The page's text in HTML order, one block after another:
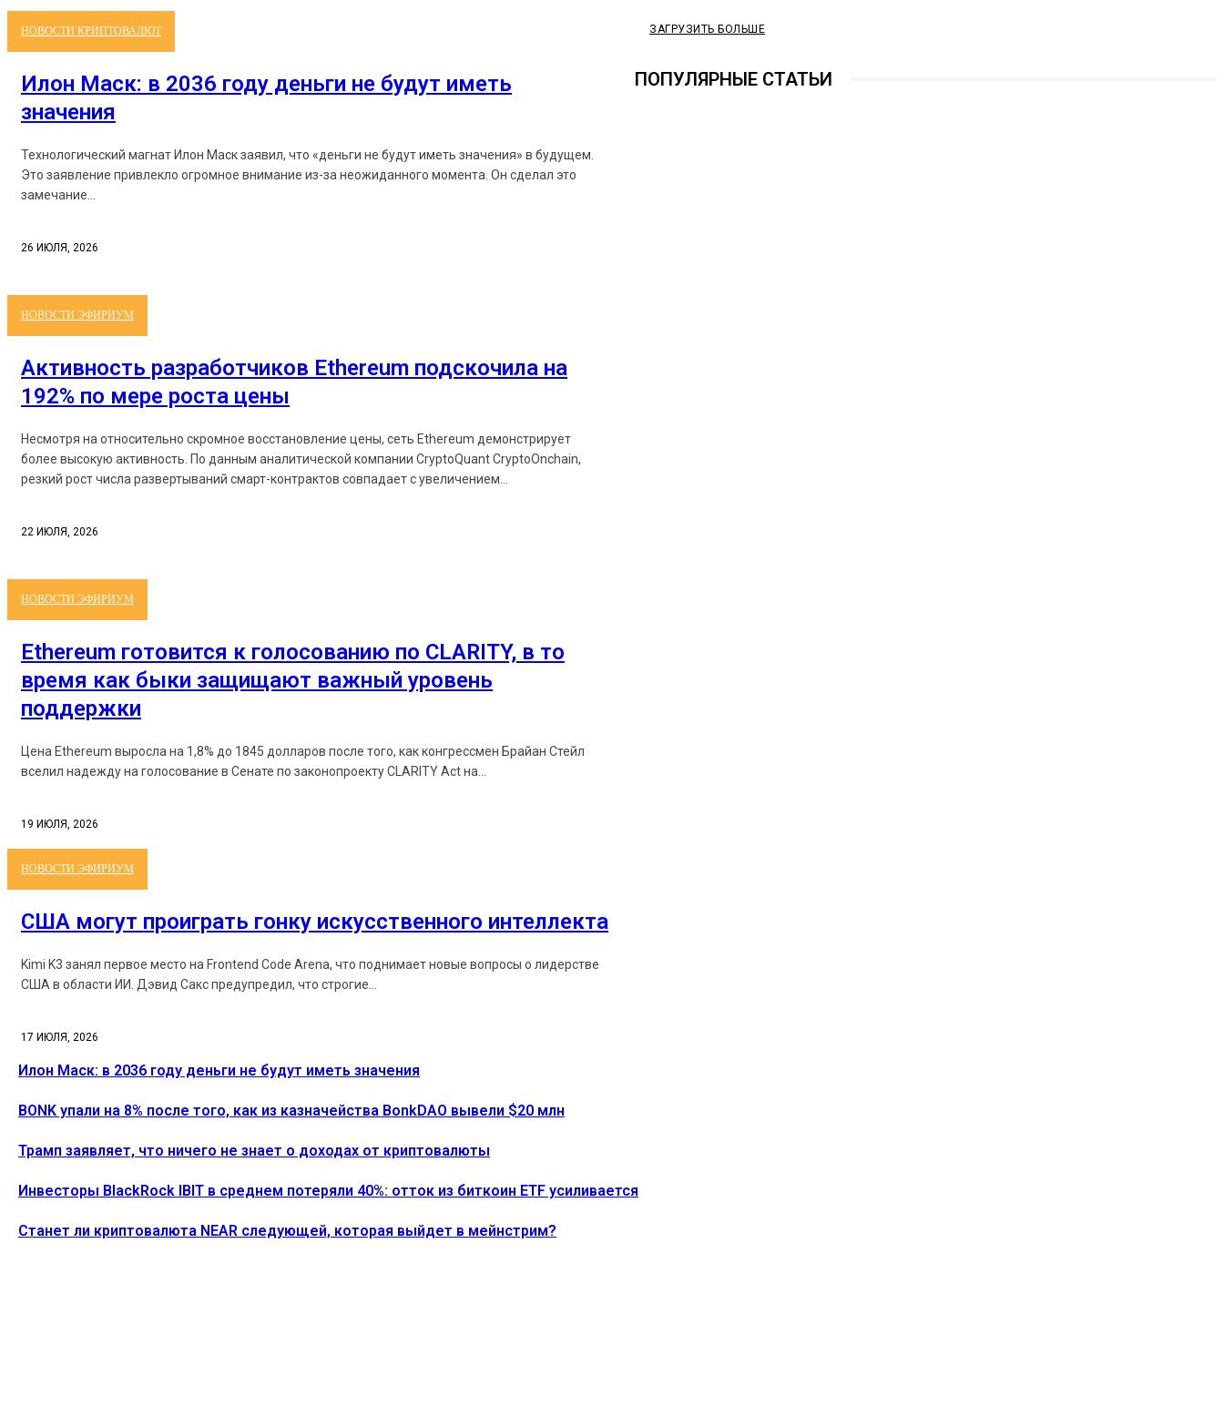
НОВОСТИ КРИПТОВАЛЮТ
Илон Маск: в 2036 году деньги не будут иметь
значения
Технологический магнат Илон Маск заявил, что «деньги не будут иметь значения» в будущем.
Это заявление привлекло огромное внимание из-за неожиданного момента. Он сделал это
замечание...
26 ИЮЛЯ, 2026
НОВОСТИ ЭФИРИУМ
Активность разработчиков Ethereum подскочила на
192% по мере роста цены
Несмотря на относительно скромное восстановление цены, сеть Ethereum демонстрирует
более высокую активность. По данным аналитической компании CryptoQuant CryptoOnchain,
резкий рост числа развертываний смарт-контрактов совпадает с увеличением...
22 ИЮЛЯ, 2026
НОВОСТИ ЭФИРИУМ
Ethereum готовится к голосованию по CLARITY, в то
время как быки защищают важный уровень
поддержки
Цена Ethereum выросла на 1,8% до 1845 долларов после того, как конгрессмен Брайан Стейл
вселил надежду на голосование в Сенате по законопроекту CLARITY Act на...
19 ИЮЛЯ, 2026
НОВОСТИ ЭФИРИУМ
США могут проиграть гонку искусственного интеллекта
Kimi K3 занял первое место на Frontend Code Arena, что поднимает новые вопросы о лидерстве
США в области ИИ. Дэвид Сакс предупредил, что строгие...
17 ИЮЛЯ, 2026
ЗАГРУЗИТЬ БОЛЬШЕ
ПОПУЛЯРНЫЕ СТАТЬИ
Илон Маск: в 2036 году деньги не будут иметь значения
BONK упали на 8% после того, как из казначейства BonkDAO вывели $20 млн
Трамп заявляет, что ничего не знает о доходах от криптовалюты
Инвесторы BlackRock IBIT в среднем потеряли 40%: отток из биткоин ETF усиливается
Станет ли криптовалюта NEAR следующей, которая выйдет в мейнстрим?